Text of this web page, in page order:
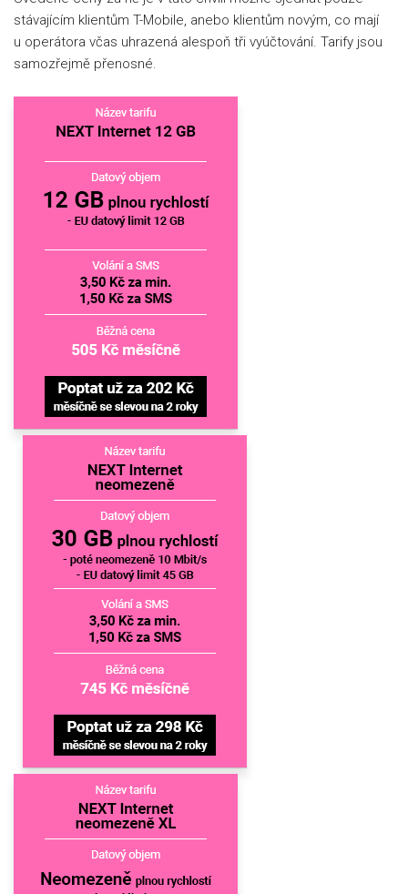
stávajícím klientům T-Mobile, anebo klientům novým, co mají
u operátora včas uhrazená alespoň tři vyúčtování. Tarify jsou
samozřejmě přenosné.